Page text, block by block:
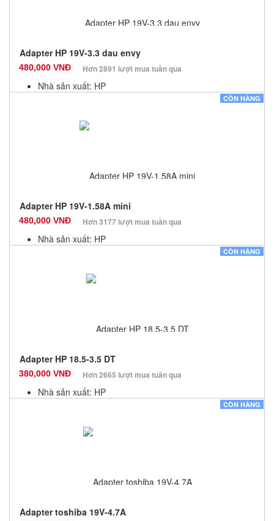
Adapter HP 19V-3.3 dau envy
480,000 VNĐ Hơn 2891 lượt mua tuần qua
Nhà sản xuất: HP
Số lượng: 10
CÒN HÀNG
Adapter HP 19V-1.58A mini
480,000 VNĐ Hơn 3177 lượt mua tuần qua
Nhà sản xuất: HP
Số lượng: 10
CÒN HÀNG
Adapter HP 18.5-3.5 DT
380,000 VNĐ Hơn 2665 lượt mua tuần qua
Nhà sản xuất: HP
Số lượng: 10
CÒN HÀNG
Adapter toshiba 19V-4.7A